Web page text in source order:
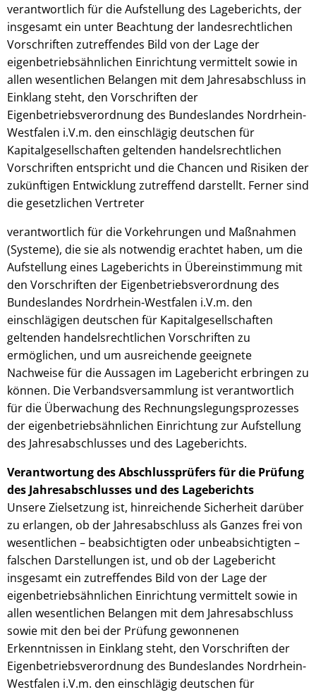
verantwortlich für die Aufstellung des Lageberichts, der
insgesamt ein unter Beachtung der landesrechtlichen
Vorschriften zutreffendes Bild von der Lage der
eigenbetriebsähnlichen Einrichtung vermittelt sowie in
allen wesentlichen Belangen mit dem Jahresabschluss in
Einklang steht, den Vorschriften der
Eigenbetriebsverordnung des Bundeslandes Nordrhein-
Westfalen i.V.m. den einschlägig deutschen für
Kapitalgesellschaften geltenden handelsrechtlichen
Vorschriften entspricht und die Chancen und Risiken der
zukünftigen Entwicklung zutreffend darstellt. Ferner sind
die gesetzlichen Vertreter
verantwortlich für die Vorkehrungen und Maßnahmen
(Systeme), die sie als notwendig erachtet haben, um die
Aufstellung eines Lageberichts in Übereinstimmung mit
den Vorschriften der Eigenbetriebsverordnung des
Bundeslandes Nordrhein-Westfalen i.V.m. den
einschlägigen deutschen für Kapitalgesellschaften
geltenden handelsrechtlichen Vorschriften zu
ermöglichen, und um ausreichende geeignete
Nachweise für die Aussagen im Lagebericht erbringen zu
können. Die Verbandsversammlung ist verantwortlich
für die Überwachung des Rechnungslegungsprozesses
der eigenbetriebsähnlichen Einrichtung zur Aufstellung
des Jahresabschlusses und des Lageberichts.
Verantwortung des Abschlussprüfers für die Prüfung
des Jahresabschlusses und des Lageberichts
Unsere Zielsetzung ist, hinreichende Sicherheit darüber
zu erlangen, ob der Jahresabschluss als Ganzes frei von
wesentlichen – beabsichtigten oder unbeabsichtigten –
falschen Darstellungen ist, und ob der Lagebericht
insgesamt ein zutreffendes Bild von der Lage der
eigenbetriebsähnlichen Einrichtung vermittelt sowie in
allen wesentlichen Belangen mit dem Jahresabschluss
sowie mit den bei der Prüfung gewonnenen
Erkenntnissen in Einklang steht, den Vorschriften der
Eigenbetriebsverordnung des Bundeslandes Nordrhein-
Westfalen i.V.m. den einschlägig deutschen für